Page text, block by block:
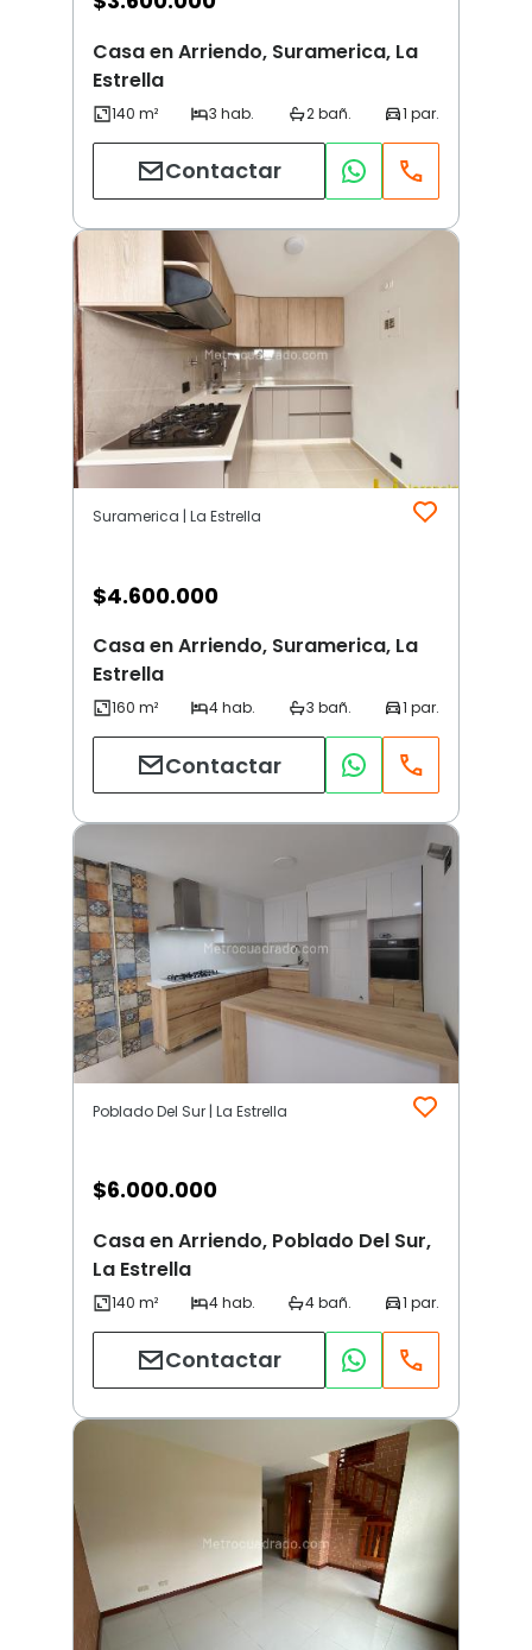
Casa en Arriendo, Suramerica, La
Estrella
Contactar
Suramerica | La Estrella
$4.600.000
Casa en Arriendo, Suramerica, La
Estrella
Contactar
Poblado Del Sur | La Estrella
$6.000.000
Casa en Arriendo, Poblado Del Sur,
La Estrella
Contactar